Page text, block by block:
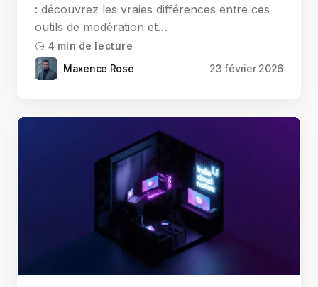
: découvrez les vraies différences entre ces
outils de modération et…
4 min de lecture
Maxence Rose 23 février 2026